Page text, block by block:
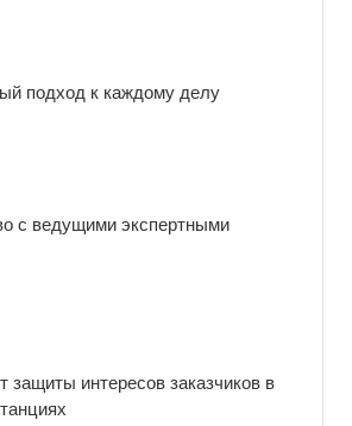
подход к каждому делу
с ведущими экспертными
интересов заказчиков в